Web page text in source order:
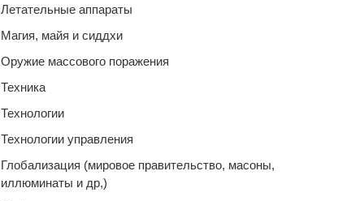
Летательные аппараты
Магия, майя и сиддхи
Оружие массового поражения
Техника
Технологии
Технологии управления
Глобализация (мировое правительство, масоны,
иллюминаты и др,)